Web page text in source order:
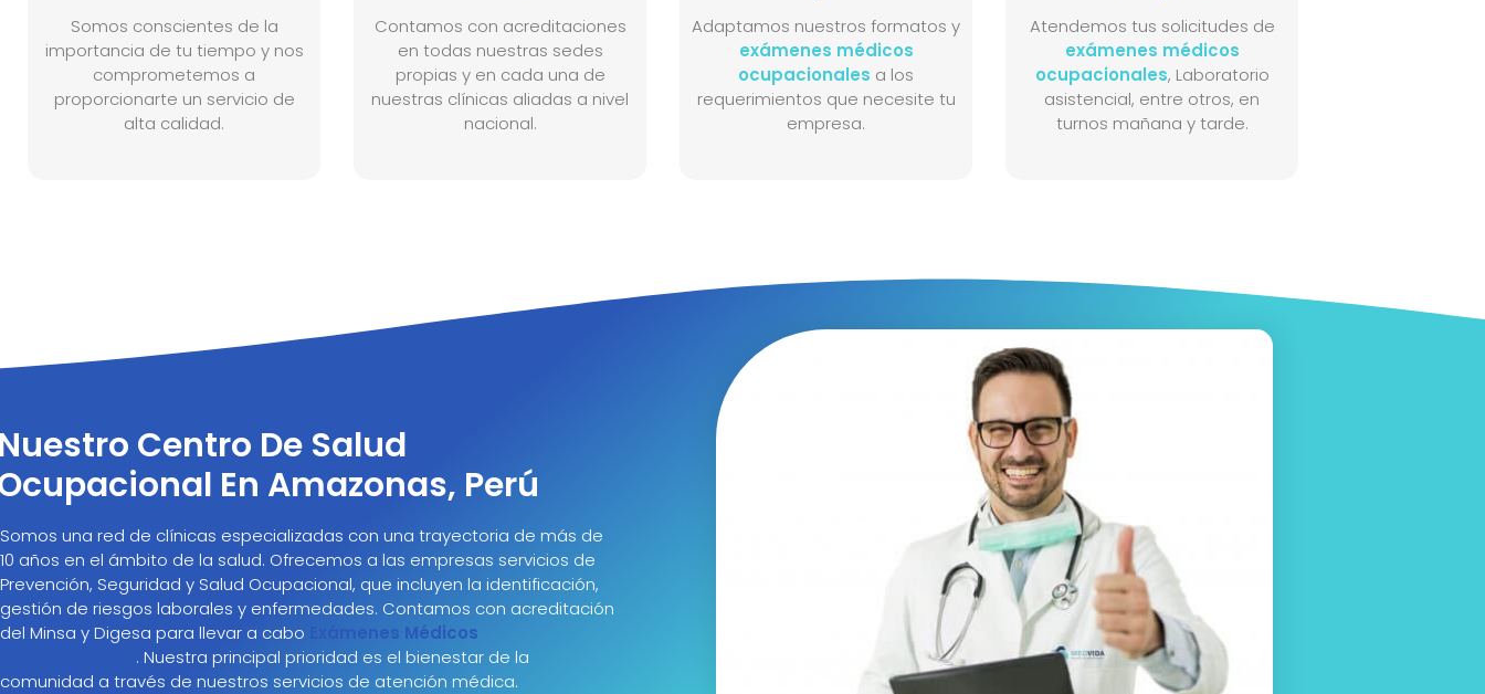
Somos conscientes de la
importancia de tu tiempo y nos
comprometemos a
proporcionarte un servicio de
alta calidad.
Contamos con acreditaciones
en todas nuestras sedes
propias y en cada una de
nuestras clínicas aliadas a nivel
nacional.
Adaptamos nuestros formatos y
exámenes médicos
ocupacionales a los
requerimientos que necesite tu
empresa.
Atendemos tus solicitudes de
exámenes médicos
ocupacionales, Laboratorio
asistencial, entre otros, en
turnos mañana y tarde.​
Centro De Salud
En Amazonas, Perú
Somos una red de clínicas especializadas con una trayectoria de más de
10 años en el ámbito de la salud. Ofrecemos a las empresas servicios de
Prevención, Seguridad y Salud Ocupacional, que incluyen la identificación,
gestión de riesgos laborales y enfermedades. Contamos con acreditación
del Minsa y Digesa para llevar a cabo
Exámenes Médicos
. Nuestra principal prioridad es el bienestar de la
comunidad a través de nuestros servicios de atención médica.